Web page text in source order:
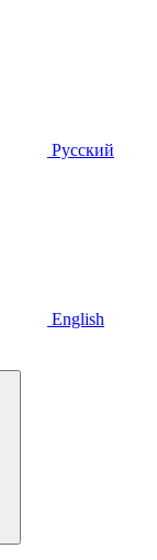
Русский
English